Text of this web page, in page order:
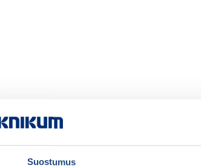
Suostumus